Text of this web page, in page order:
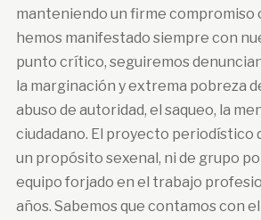
manteniendo un firme compromiso
hemos manifestado siempre con
punto crítico, seguiremos
la marginación y extrema pobreza
abuso de autoridad, el saqueo, la
ciudadano. El proyecto periodístico
un propósito sexenal, ni de grupo
equipo forjado en el trabajo
años. Sabemos que contamos con